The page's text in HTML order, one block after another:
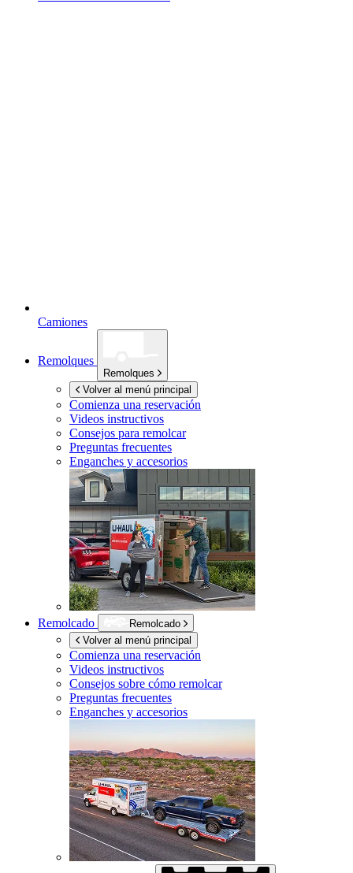
Camiones
Remolques
Remolques
Volver al menú principal
Comienza una reservación
Videos instructivos
Consejos para remolcar
Preguntas frecuentes
Enganches y accesorios
Remolcado
Remolcado
Volver al menú principal
Comienza una reservación
Videos instructivos
Consejos sobre cómo remolcar
Preguntas frecuentes
Enganches y accesorios